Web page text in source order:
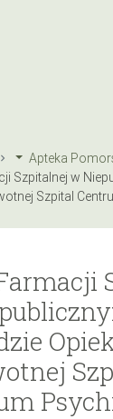
Apteka
Szpitalnej w
Szpital